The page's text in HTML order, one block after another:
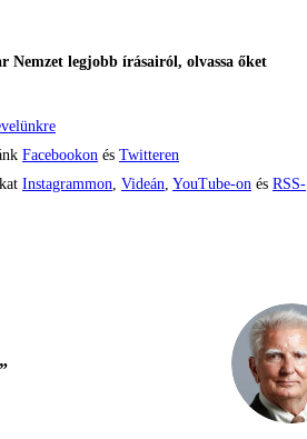
Nemzet legjobb írásairól, olvassa őket
Facebookon és Twitteren
Instagrammon, Videán, YouTube-on és RSS-